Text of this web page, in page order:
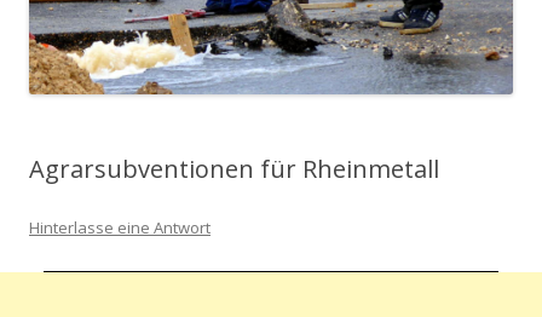
Agrarsubventionen für Rheinmetall
Hinterlasse eine Antwort